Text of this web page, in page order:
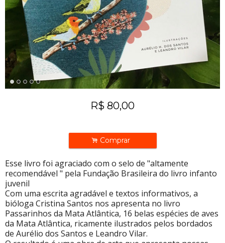
R$ 80,00
. Comprar
Esse livro foi agraciado com o selo de "altamente
recomendável " pela Fundação Brasileira do livro infanto
juvenil
Com uma escrita agradável e textos informativos, a
bióloga Cristina Santos nos apresenta no livro
Passarinhos da Mata Atlântica, 16 belas espécies de aves
da Mata Atlântica, ricamente ilustrados pelos bordados
de Aurélio dos Santos e Leandro Vilar.